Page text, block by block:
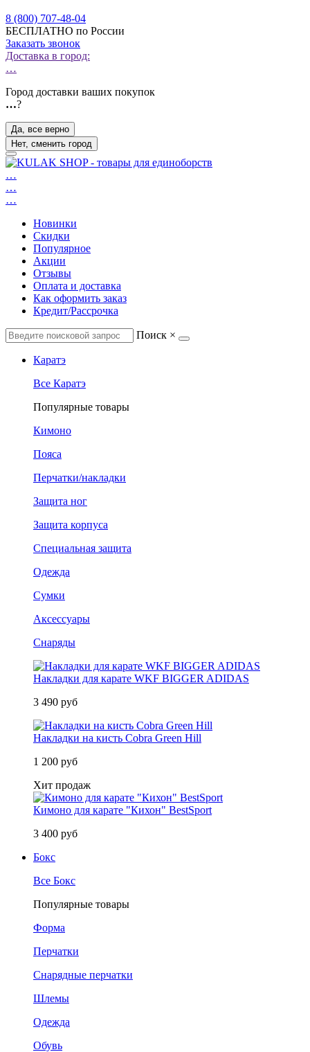
8 (800) 707-48-04
БЕСПЛАТНО по России
Заказать звонок
Доставка в город:
…
Город доставки ваших покупок
…?
Да, все верно
Нет, сменить город
…
…
…
Новинки
Скидки
Популярное
Акции
Отзывы
Оплата и доставка
Как оформить заказ
Кредит/Рассрочка
Поиск ×
Каратэ
Все Каратэ
Популярные товары
Кимоно
Пояса
Перчатки/накладки
Защита ног
Защита корпуса
Специальная защита
Одежда
Сумки
Аксессуары
Снаряды
Накладки для карате WKF BIGGER ADIDAS
3 490 руб
Накладки на кисть Cobra Green Hill
1 200 руб
Хит продаж
Кимоно для карате "Кихон" BestSport
3 400 руб
Бокс
Все Бокс
Популярные товары
Форма
Перчатки
Снарядные перчатки
Шлемы
Одежда
Обувь